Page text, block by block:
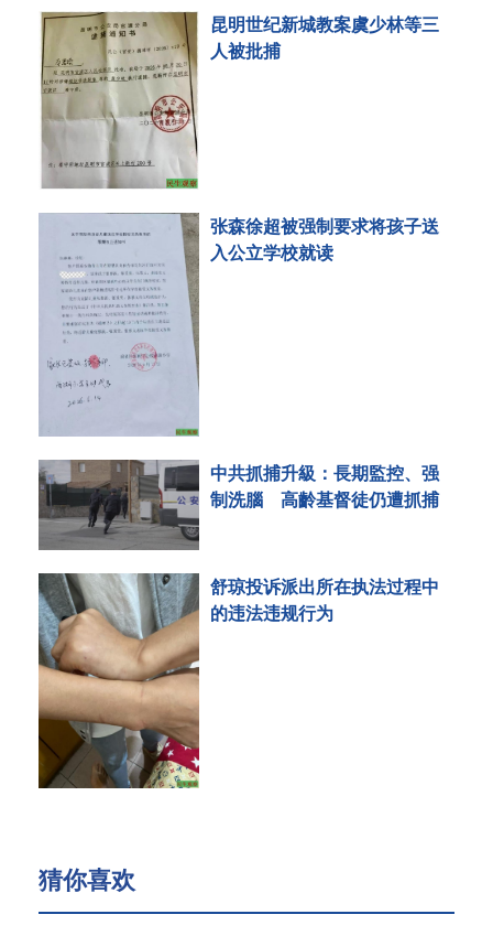
昆明世纪新城教案虞少林等三
人被批捕
张森徐超被强制要求将孩子送
入公立学校就读
中共抓捕升級：長期監控、强
制洗腦 高齡基督徒仍遭抓捕
舒琼投诉派出所在执法过程中
的违法违规行为
猜你喜欢